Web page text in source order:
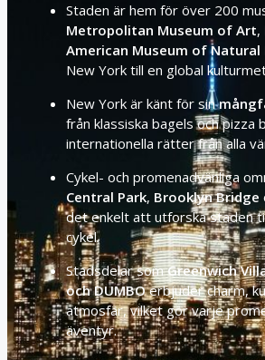
Staden är hem för över 200
Metropolitan Museum of Art,
American Museum of
New York till en global
New York är känt för sin
från klassiska bagels och pizza
internationella rätter från alla
Cykel- och promenadvänliga
Central Park, Brooklyn Bridge
det enkelt att utforska staden
cykel.
Stadsdelar somGreenwich
och DUMBOerbjuder charm,
atmosfär, vilket gör varje
äventyr.